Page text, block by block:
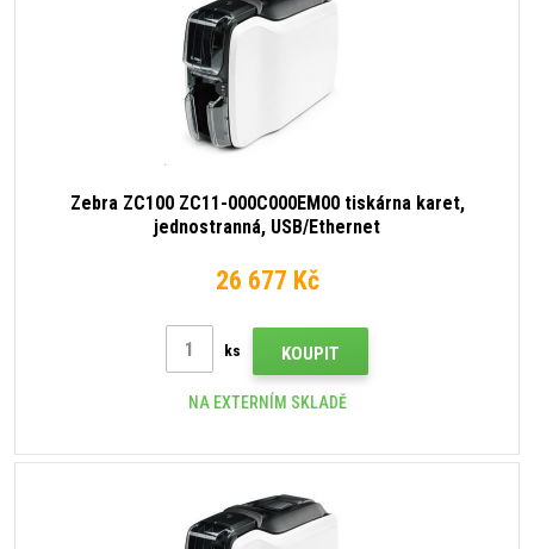
Zebra ZC100 ZC11-000C000EM00 tiskárna karet,
jednostranná, USB/Ethernet
26 677 Kč
ks KOUPIT
NA EXTERNÍM SKLADĚ